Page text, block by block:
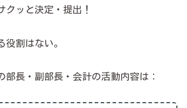
クッと決定・提出！
役割はない。
部長・副部長・会計の活動内容は：